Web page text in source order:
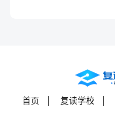
首页 复读学校